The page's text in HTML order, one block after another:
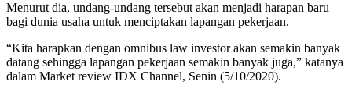
Menurut dia, undang-undang tersebut akan menjadi harapan baru
bagi dunia usaha untuk menciptakan lapangan pekerjaan.
“Kita harapkan dengan omnibus law investor akan semakin banyak
datang sehingga lapangan pekerjaan semakin banyak juga,” katanya
dalam Market review IDX Channel, Senin (5/10/2020).